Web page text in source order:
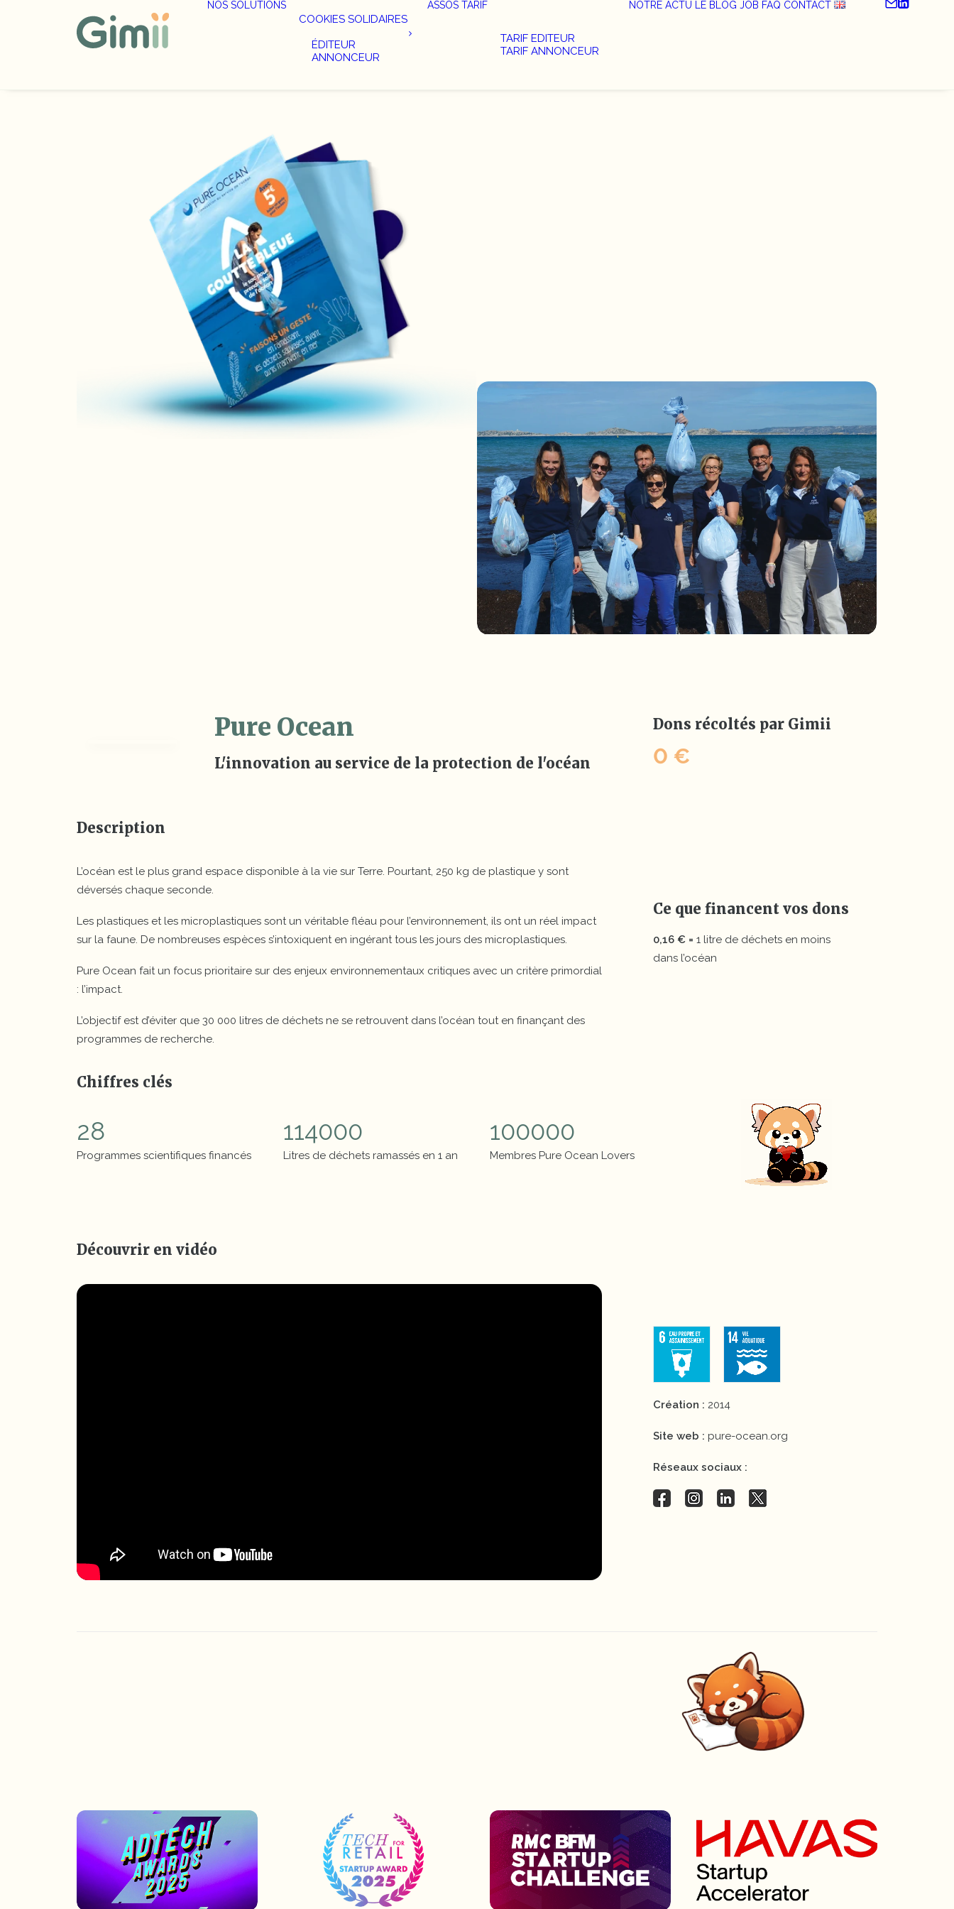
NOS SOLUTIONS
COOKIES SOLIDAIRES
ÉDITEUR
ANNONCEUR
ASSOS TARIF
TARIF EDITEUR
TARIF ANNONCEUR
NOTRE ACTU LE BLOG JOB FAQ CONTACT
Pure Ocean
L'innovation au service de la protection de l'océan
Dons récoltés par Gimii
0 €
Description
L’océan est le plus grand espace disponible à la vie sur Terre. Pourtant, 250 kg de plastique y sont
déversés chaque seconde.
Les plastiques et les microplastiques sont un véritable fléau pour l’environnement, ils ont un réel impact
sur la faune. De nombreuses espèces s’intoxiquent en ingérant tous les jours des microplastiques.
Pure Ocean fait un focus prioritaire sur des enjeux environnementaux critiques avec un critère primordial
: l’impact.
L’objectif est d’éviter que 30 000 litres de déchets ne se retrouvent dans l’océan tout en finançant des
programmes de recherche.
Ce que financent vos dons
0,16 € = 1 litre de déchets en moins
dans l’océan
Chiffres clés
28
Programmes scientifiques financés
114000
Litres de déchets ramassés en 1 an
100000
Membres Pure Ocean Lovers
Découvrir en vidéo
Création : 2014
Site web : pure-ocean.org
Réseaux sociaux :